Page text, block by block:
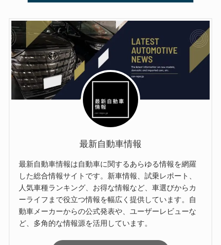
最新自動車情報
最新自動車情報は自動車に関するあらゆる情報を網羅
した総合情報サイトです。新車情報、試乗レポート、
人気車種ランキング、お得な情報など、車選びからカ
ーライフまで役立つ情報を幅広く提供しています。自
動車メーカーからの公式発表や、ユーザーレビューな
ど、多角的な情報源を活用しています。